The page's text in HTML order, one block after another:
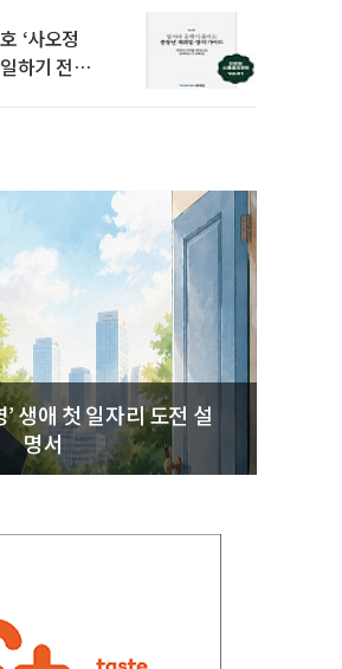
‘사오정
하기 전략’
애 첫 일자리 도전 설
명서